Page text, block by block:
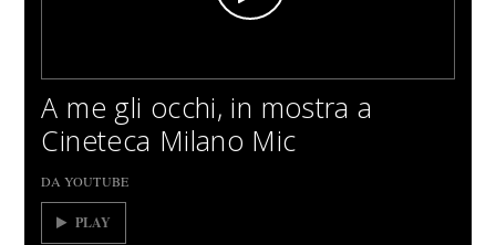
A me gli occhi, in mostra a
Cineteca Milano Mic
DA YOUTUBE
PLAY